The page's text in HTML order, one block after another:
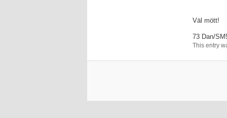
Väl mött!
73 Dan/
This entry